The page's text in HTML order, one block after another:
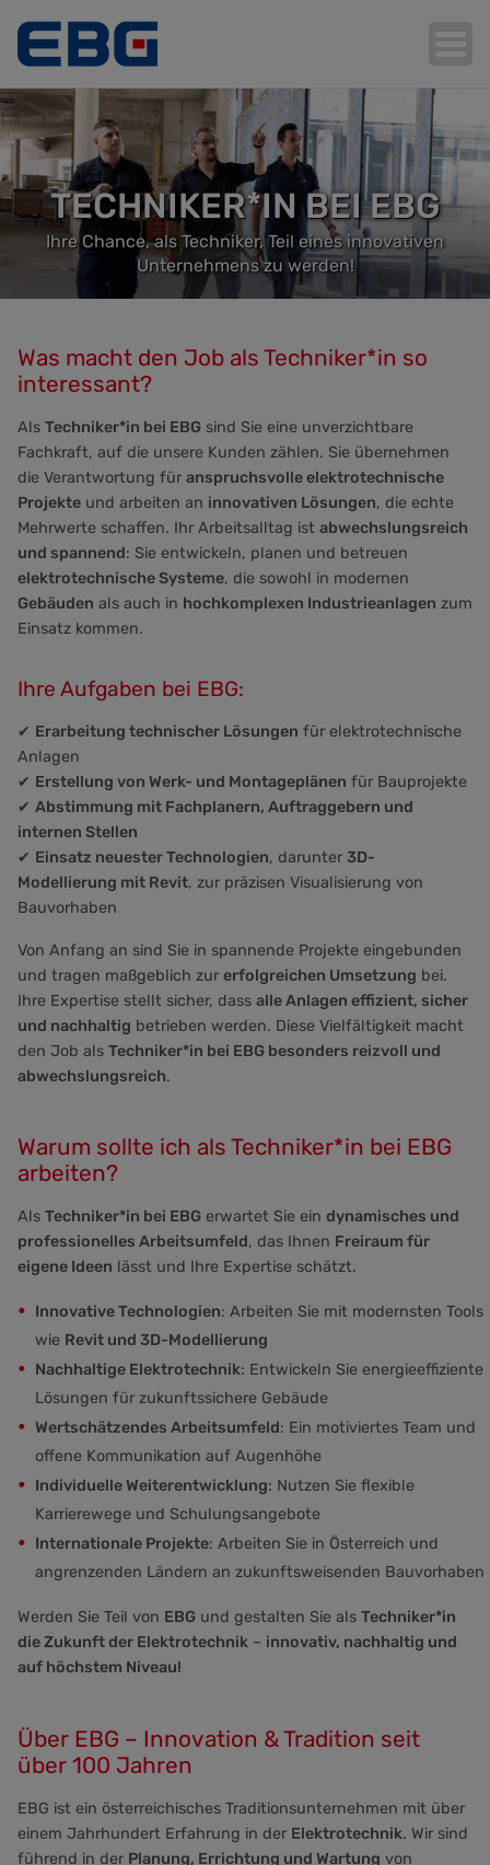
Hauptnavigation
TECHNIKER*IN BEI EBG
Ihre Chance, als Techniker, Teil eines innovativen
Unternehmens zu werden!
Was macht den Job als Techniker*in so
interessant?
Als Techniker*in bei EBG sind Sie eine unverzichtbare
Fachkraft, auf die unsere Kunden zählen. Sie übernehmen
die Verantwortung für anspruchsvolle elektrotechnische
Projekte und arbeiten an innovativen Lösungen, die echte
Mehrwerte schaffen. Ihr Arbeitsalltag ist abwechslungsreich
und spannend: Sie entwickeln, planen und betreuen
elektrotechnische Systeme, die sowohl in modernen
Gebäuden als auch in hochkomplexen Industrieanlagen zum
Einsatz kommen.
Ihre Aufgaben bei EBG:
✔ Erarbeitung technischer Lösungen für elektrotechnische
Anlagen
✔ Erstellung von Werk- und Montageplänen für Bauprojekte
✔ Abstimmung mit Fachplanern, Auftraggebern und
internen Stellen
✔ Einsatz neuester Technologien, darunter 3D-
Modellierung mit Revit, zur präzisen Visualisierung von
Bauvorhaben
Von Anfang an sind Sie in spannende Projekte eingebunden
und tragen maßgeblich zur erfolgreichen Umsetzung bei.
Ihre Expertise stellt sicher, dass alle Anlagen effizient, sicher
und nachhaltig betrieben werden. Diese Vielfältigkeit macht
den Job als Techniker*in bei EBG besonders reizvoll und
abwechslungsreich.
Warum sollte ich als Techniker*in bei EBG
arbeiten?
Als Techniker*in bei EBG erwartet Sie ein dynamisches und
professionelles Arbeitsumfeld, das Ihnen Freiraum für
eigene Ideen lässt und Ihre Expertise schätzt.
Innovative Technologien: Arbeiten Sie mit modernsten Tools
wie Revit und 3D-Modellierung
Nachhaltige Elektrotechnik: Entwickeln Sie energieeffiziente
Lösungen für zukunftssichere Gebäude
Wertschätzendes Arbeitsumfeld: Ein motiviertes Team und
offene Kommunikation auf Augenhöhe
Individuelle Weiterentwicklung: Nutzen Sie flexible
Karrierewege und Schulungsangebote
Internationale Projekte: Arbeiten Sie in Österreich und
angrenzenden Ländern an zukunftsweisenden Bauvorhaben
Werden Sie Teil von EBG und gestalten Sie als Techniker*in
die Zukunft der Elektrotechnik – innovativ, nachhaltig und
auf höchstem Niveau!
Über EBG – Innovation & Tradition seit
über 100 Jahren
EBG ist ein österreichisches Traditionsunternehmen mit über
einem Jahrhundert Erfahrung in der Elektrotechnik. Wir sind
führend in der Planung, Errichtung und Wartung von